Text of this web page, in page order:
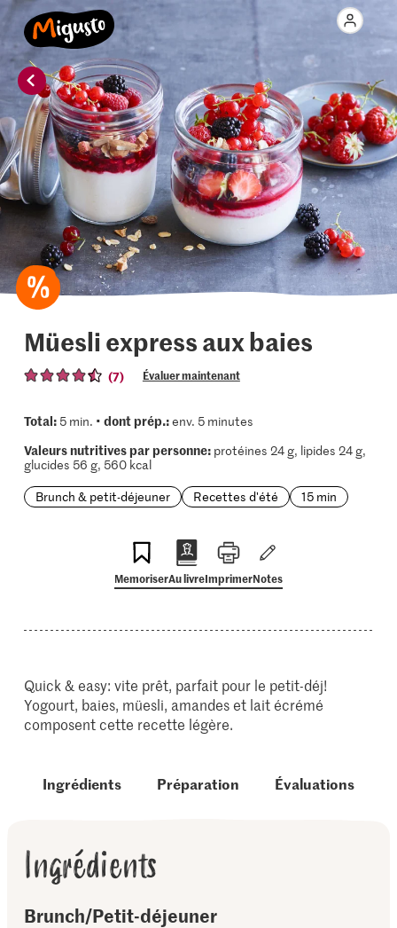
Müesli express aux baies
(7) Évaluer maintenant
Total:5 min. • dont prép.:env. 5 minutes
Valeurs nutritives par personne:protéines 24 g, lipides 24 g,
glucides 56 g, 560 kcal
Brunch & petit-déjeuner
Recettes d'été 15 min
MemoriserAu livreImprimerNotes
Quick & easy: vite prêt, parfait pour le petit-déj!
Yogourt, baies, müesli, amandes et lait écrémé
composent cette recette légère.
Ingrédients Préparation Évaluations
Ingrédients
Brunch/Petit-déjeuner